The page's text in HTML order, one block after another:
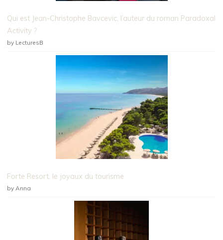
Qui est Jean-Christophe Bavcevic, l’auteur du roman Paradoxal
Activity ?
by LecturesB
Forte Resort, le joyaux du tourisme
by Anna